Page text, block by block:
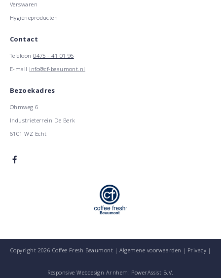
Verswaren
Hygiëneproducten
Contact
Telefoon0475 - 41 01 96
E-mail info@cf-beaumont.nl
Bezoekadres
Ohmweg 6
Industrieterrein De Berk
6101 WZ Echt
Copyright 2026 Coffee Fresh Beaumont | Algemene voorwaarden | Privacy |
Responsive Webdesign Arnhem: PowerAssist B.V.